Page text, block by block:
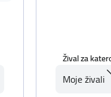
Žival za
Moje živali